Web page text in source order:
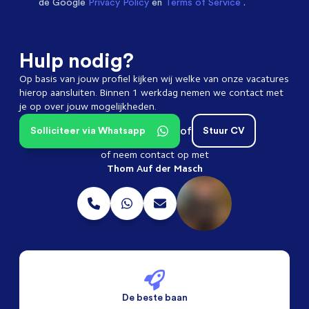
Hulp nodig?
Op basis van jouw profiel kijken wij welke van onze vacatures
hierop aansluiten. Binnen 1 werkdag nemen we contact met
je op over jouw mogelijkheden.
Stuur CV
of
Solliciteer via Whatsapp
of neem contact op met
Thom Auf der Masch
De beste baan